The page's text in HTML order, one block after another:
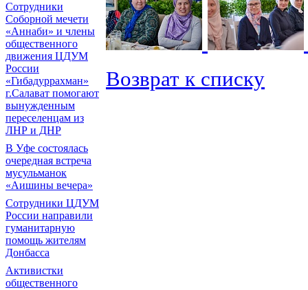
Сотрудники
Соборной мечети
«Аннаби» и члены
общественного
движения ЦДУМ
России
«Гибадуррахман»
г.Салават помогают
вынужденным
переселенцам из
ЛНР и ДНР
В Уфе состоялась
очередная встреча
мусульманок
«Аишины вечера»
Сотрудники ЦДУМ
России направили
гуманитарную
помощь жителям
Донбасса
Активистки
общественного
Возврат к списку